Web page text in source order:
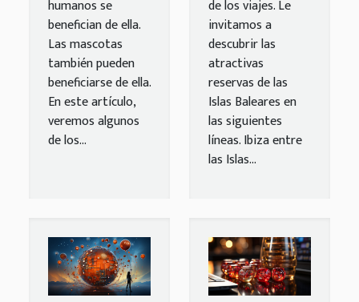
humanos se
benefician de ella.
Las mascotas
también pueden
beneficiarse de ella.
En este artículo,
veremos algunos
de los...
de los viajes. Le
invitamos a
descubrir las
atractivas
reservas de las
Islas Baleares en
las siguientes
líneas. Ibiza entre
las Islas...